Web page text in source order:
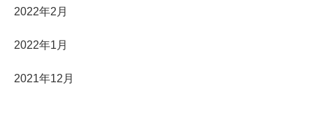
2022年2月
2022年1月
2021年12月